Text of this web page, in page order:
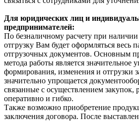
Для юридических лиц и
предпринимателей:
По безналичному расчету при
отгрузку Вам будет оформляться весь
отгрузочных документов. Основным
метода работы является
формирования, изменения и отгрузки
значительно упрощается
связанные с осуществлением закупок,
оперативно и гибко.
Также возможно приобретение
заключения договора. После